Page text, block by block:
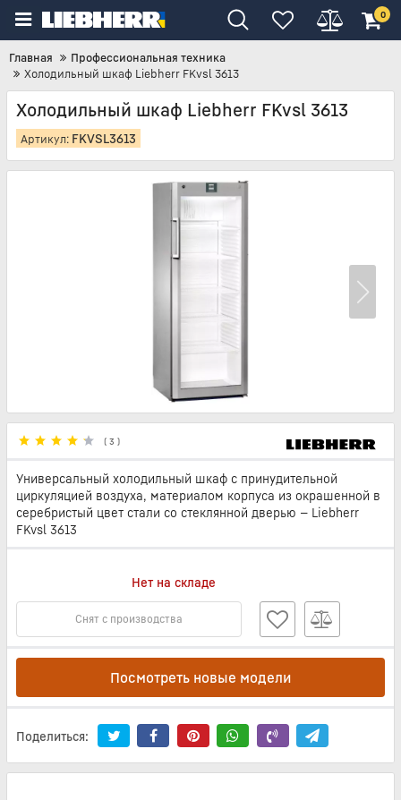
0
Главная
Профессиональная техника
Холодильный шкаф Liebherr FKvsl 3613
Холодильный шкаф Liebherr FKvsl 3613
Артикул: FKVSL3613
( 3 )
Универсальный холодильный шкаф с принудительной
циркуляцией воздуха, материалом корпуса из окрашенной в
серебристый цвет стали со стеклянной дверью — Liebherr
FKvsl 3613
Нет на складе
Снят с производства
Посмотреть новые модели
Поделиться: